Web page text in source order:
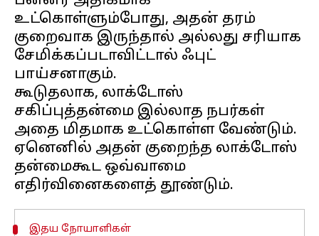
உட்கொள்ளும்போது, அதன் தரம்
குறைவாக இருந்தால் அல்லது சரியாக
சேமிக்கப்படாவிட்டால் ஃபுட்
பாய்சனாகும்.
கூடுதலாக, லாக்டோஸ்
சகிப்புத்தன்மை இல்லாத நபர்கள்
அதை மிதமாக உட்கொள்ள வேண்டும்.
ஏனெனில் அதன் குறைந்த லாக்டோஸ்
தன்மைகூட ஒவ்வாமை
இதய நோயாளிகள்